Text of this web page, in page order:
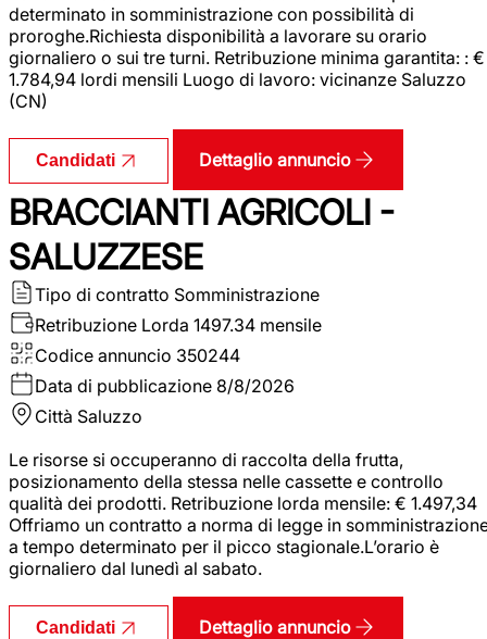
determinato in somministrazione con possibilità di
proroghe.Richiesta disponibilità a lavorare su orario
giornaliero o sui tre turni. Retribuzione minima garantita: : €
1.784,94 lordi mensili Luogo di lavoro: vicinanze Saluzzo
(CN)
Candidati Dettaglio annuncio
BRACCIANTI AGRICOLI -
SALUZZESE
Tipo di contratto Somministrazione
Retribuzione Lorda 1497.34 mensile
Codice annuncio 350244
Data di pubblicazione 8/8/2026
Città Saluzzo
Le risorse si occuperanno di raccolta della frutta,
posizionamento della stessa nelle cassette e controllo
qualità dei prodotti. Retribuzione lorda mensile: € 1.497,34
Offriamo un contratto a norma di legge in
a tempo determinato per il picco stagionale.L’orario è
giornaliero dal lunedì al sabato.
Candidati Dettaglio annuncio